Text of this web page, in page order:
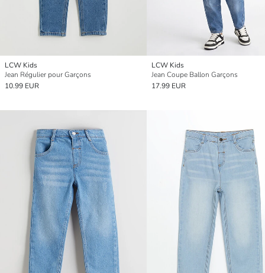
LCW Kids
Jean Régulier pour Garçons
10.99 EUR
LCW Kids
Jean Coupe Ballon Garçons
17.99 EUR